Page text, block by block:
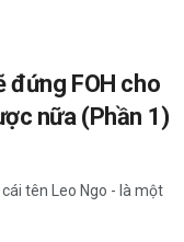
đứng FOH cho
nữa (Phần 1)
tên Leo Ngo - là một